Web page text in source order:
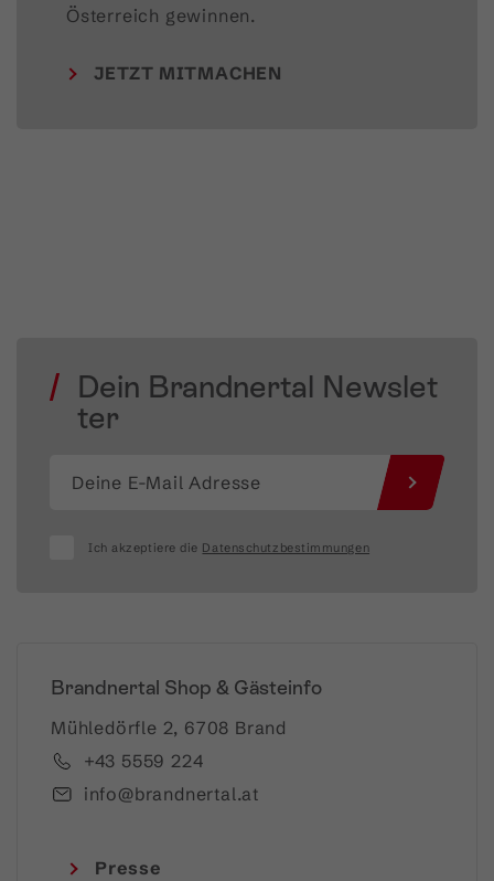
Österreich gewinnen.
JETZT MITMACHEN
Dein Brandnertal Newslet
ter
Ich akzeptiere die Datenschutzbestimmungen
Brandnertal Shop & Gästeinfo
Mühledörfle 2, 6708 Brand
+43 5559 224
info@brandnertal.at
Presse